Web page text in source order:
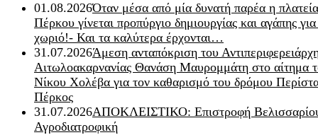
01.08.2026Όταν μέσα από μία δυνατή παρέα η
Πέρκου γίνεται προπύργιο δημιουργίας και αγάπης
χωριό!- Και τα καλύτερα έρχονται…
31.07.2026Άμεση ανταπόκριση του
Αιτωλοακαρνανίας Θανάση Μαυρομμάτη στο αίτημα
Νίκου Χολέβα για τον καθαρισμό του δρόμου
Πέρκος
31.07.2026ΑΠΟΚΛΕΙΣΤΙΚΟ: Επιστροφή
Αγροδιατροφική